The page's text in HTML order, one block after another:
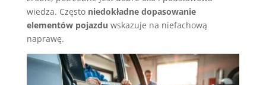
wiedza. Często niedokładne dopasowanie
elementów pojazdu wskazuje na niefachową
naprawę.